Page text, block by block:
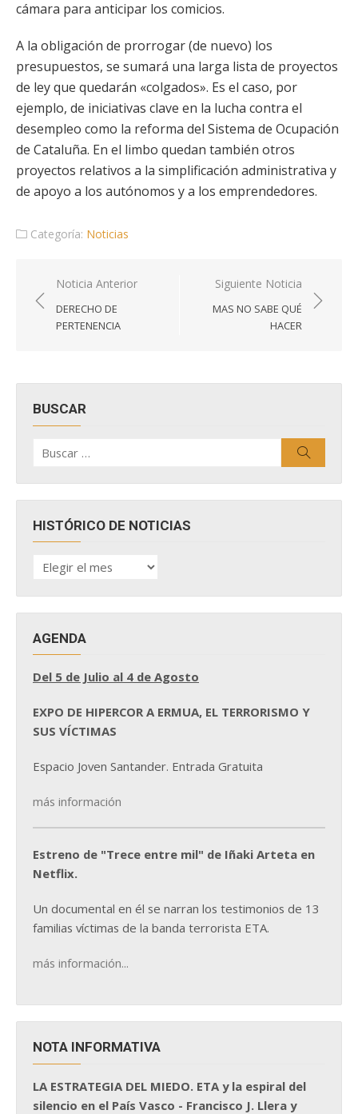
cámara para anticipar los comicios.
A la obligación de prorrogar (de nuevo) los
presupuestos, se sumará una larga lista de proyectos
de ley que quedarán «colgados». Es el caso, por
ejemplo, de iniciativas clave en la lucha contra el
desempleo como la reforma del Sistema de Ocupación
de Cataluña. En el limbo quedan también otros
proyectos relativos a la simplificación administrativa y
de apoyo a los autónomos y a los emprendedores.
Categoría: Noticias
Navegación
de
entradas
Noticia Anterior
DERECHO DE
PERTENENCIA
Siguiente Noticia
MAS NO SABE QUÉ
HACER
BUSCAR
por:
HISTÓRICO DE NOTICIAS
HISTÓRICO
DE
AGENDA
Del 5 de Julio al 4 de Agosto
EXPO DE HIPERCOR A ERMUA, EL TERRORISMO Y
SUS VÍCTIMAS
Espacio Joven Santander. Entrada Gratuita
más información
Estreno de "Trece entre mil" de Iñaki Arteta en
Netflix.
Un documental en él se narran los testimonios de 13
familias víctimas de la banda terrorista ETA.
más información...
NOTA INFORMATIVA
LA ESTRATEGIA DEL MIEDO. ETA y la espiral del
silencio en el País Vasco - Francisco J. Llera y